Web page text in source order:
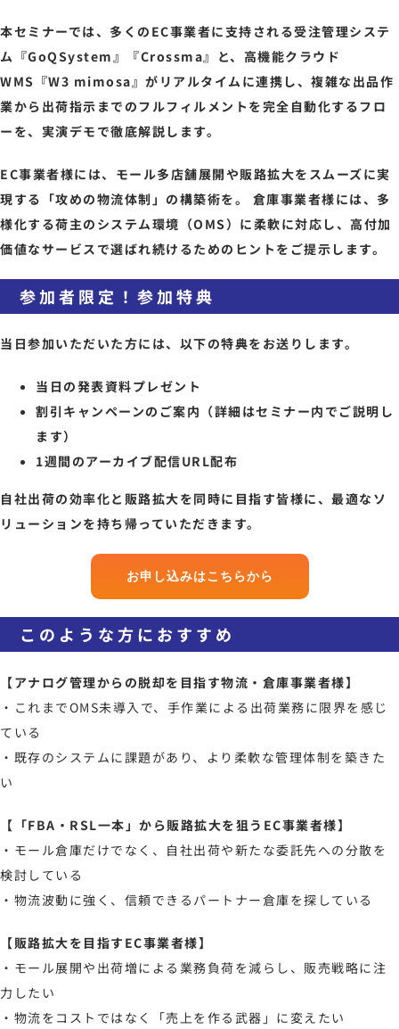
本セミナーでは、多くのEC事業者に支持される受注管理システ
ム『GoQSystem』『Crossma』と、高機能クラウド
WMS『W3 mimosa』がリアルタイムに連携し、複雑な出品作
業から出荷指示までのフルフィルメントを完全自動化するフロ
ーを、実演デモで徹底解説します。
EC事業者様には、モール多店舗展開や販路拡大をスムーズに実
現する「攻めの物流体制」の構築術を。 倉庫事業者様には、多
様化する荷主のシステム環境（OMS）に柔軟に対応し、高付加
価値なサービスで選ばれ続けるためのヒントをご提示します。
参加者限定！参加特典
当日参加いただいた方には、以下の特典をお送りします。
当日の発表資料プレゼント
割引キャンペーンのご案内（詳細はセミナー内でご説明し
ます）
1週間のアーカイブ配信URL配布
自社出荷の効率化と販路拡大を同時に目指す皆様に、最適なソ
リューションを持ち帰っていただきます。
お申し込みはこちらから
このような方におすすめ
【アナログ管理からの脱却を目指す物流・倉庫事業者様】
・これまでOMS未導入で、手作業による出荷業務に限界を感じ
ている
・既存のシステムに課題があり、より柔軟な管理体制を築きた
い
【「FBA・RSL一本」から販路拡大を狙うEC事業者様】
・モール倉庫だけでなく、自社出荷や新たな委託先への分散を
検討している
・物流波動に強く、信頼できるパートナー倉庫を探している
【販路拡大を目指すEC事業者様】
・モール展開や出荷増による業務負荷を減らし、販売戦略に注
力したい
・物流をコストではなく「売上を作る武器」に変えたい